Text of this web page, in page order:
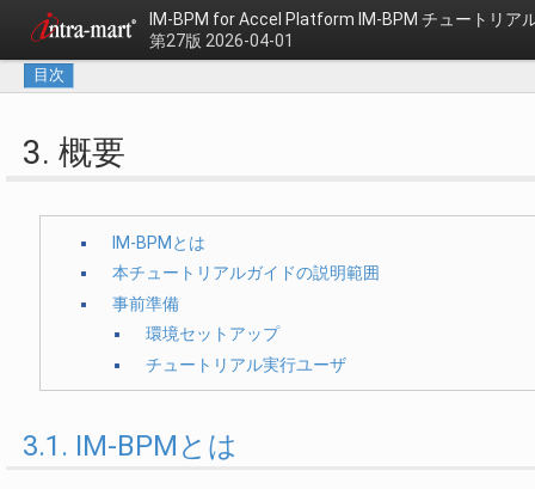
IM-BPM for Accel Platform IM-BPM チュートリア
第27版 2026-04-01
目次
3. 概要
IM-BPMとは
本チュートリアルガイドの説明範囲
事前準備
環境セットアップ
チュートリアル実行ユーザ
3.1. IM-BPMとは